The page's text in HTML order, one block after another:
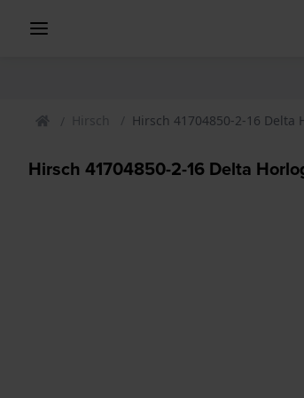
Hirsch Hirsch 41704850-2-16 Delta
Hirsch 41704850-2-16 Delta